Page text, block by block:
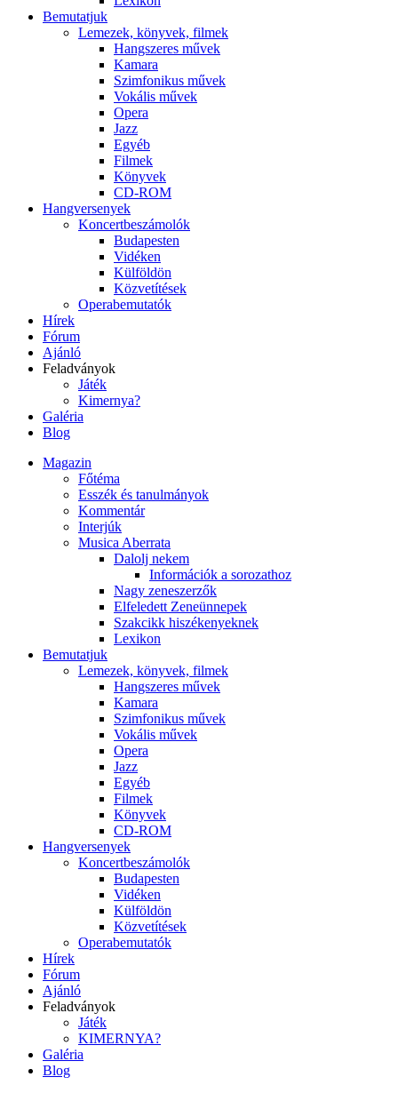
Bemutatjuk
Lemezek, könyvek, filmek
Hangszeres művek
Kamara
Szimfonikus művek
Vokális művek
Opera
Jazz
Egyéb
Filmek
Könyvek
CD-ROM
Hangversenyek
Koncertbeszámolók
Budapesten
Vidéken
Külföldön
Közvetítések
Operabemutatók
Hírek
Fórum
Ajánló
Feladványok
Játék
Kimernya?
Galéria
Blog
Magazin
Főtéma
Esszék és tanulmányok
Kommentár
Interjúk
Musica Aberrata
Dalolj nekem
Információk a sorozathoz
Nagy zeneszerzők
Elfeledett Zeneünnepek
Szakcikk hiszékenyeknek
Lexikon
Bemutatjuk
Lemezek, könyvek, filmek
Hangszeres művek
Kamara
Szimfonikus művek
Vokális művek
Opera
Jazz
Egyéb
Filmek
Könyvek
CD-ROM
Hangversenyek
Koncertbeszámolók
Budapesten
Vidéken
Külföldön
Közvetítések
Operabemutatók
Hírek
Fórum
Ajánló
Feladványok
Játék
KIMERNYA?
Galéria
Blog